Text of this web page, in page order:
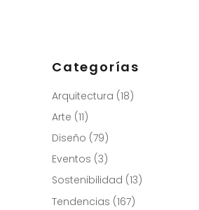
Categorías
Arquitectura (18)
Arte (11)
Diseño (79)
Eventos (3)
Sostenibilidad (13)
Tendencias (167)